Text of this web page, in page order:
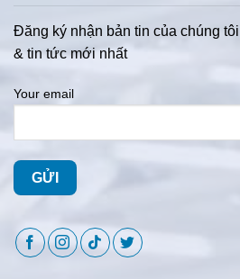
Đăng ký nhận bản tin của chúng
& tin tức mới nhất
Your email